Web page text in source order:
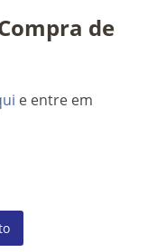
de
e entre em